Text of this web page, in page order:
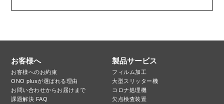
お客様へ
お客様へのお約束
ONO plusが選ばれる理由
お問い合わせからお届けまで
課題解決 FAQ
製品サービス
フィルム加工
大型スリッター機
コロナ処理機
欠点検査装置